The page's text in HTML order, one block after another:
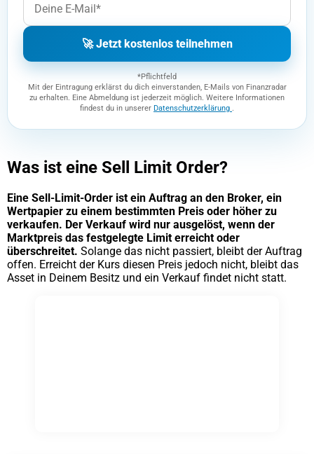
🚀 Jetzt kostenlos teilnehmen
*Pflichtfeld
Mit der Eintragung erklärst du dich einverstanden, E-Mails von Finanzradar
zu erhalten. Eine Abmeldung ist jederzeit möglich. Weitere Informationen
findest du in unserer Datenschutzerklärung .
Was ist eine Sell Limit Order?
Eine Sell-Limit-Order ist ein Auftrag an den Broker, ein
Wertpapier zu einem bestimmten Preis oder höher zu
verkaufen. Der Verkauf wird nur ausgelöst, wenn der
Marktpreis das festgelegte Limit erreicht oder
überschreitet. Solange das nicht passiert, bleibt der Auftrag
offen. Erreicht der Kurs diesen Preis jedoch nicht, bleibt das
Asset in Deinem Besitz und ein Verkauf findet nicht statt.